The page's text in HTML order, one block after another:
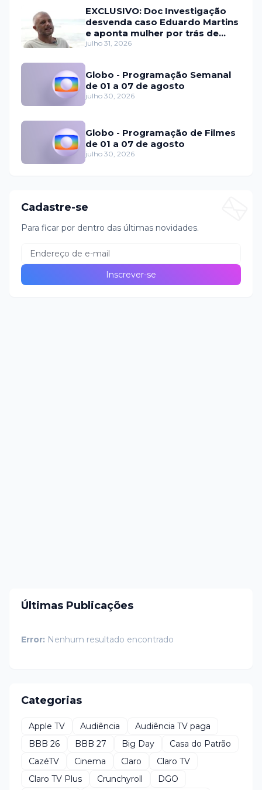
EXCLUSIVO: Doc Investigação
desvenda caso Eduardo Martins
e aponta mulher por trás de
fraude internacional
julho 31, 2026
Globo - Programação Semanal
de 01 a 07 de agosto
julho 30, 2026
Globo - Programação de Filmes
de 01 a 07 de agosto
julho 30, 2026
Cadastre-se
Para ficar por dentro das últimas novidades.
Últimas Publicações
Error: Nenhum resultado encontrado
Categorias
Apple TV Audiência
Audiência TV paga
BBB 26
BBB 27 Big Day
Casa do Patrão
CazéTV
Cinema Claro
Claro TV
Claro TV Plus
Crunchyroll
DGO